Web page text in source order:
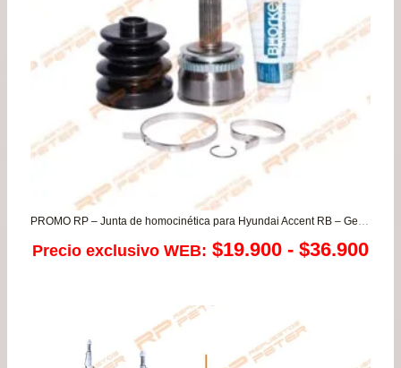
PROMO RP – Junta de homocinética para Hyundai Accent RB – Getz / Kia Rio 3/4/5 1.4
Precio exclusivo WEB: $19.900 - $36.900